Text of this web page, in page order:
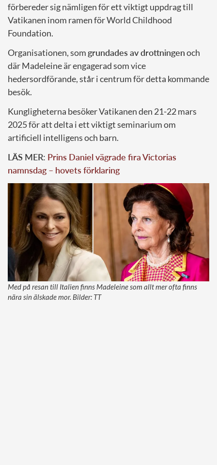
förbereder sig nämligen för ett viktigt uppdrag till
Vatikanen inom ramen för World Childhood
Foundation.
Organisationen, som grundades av drottningenoch
där Madeleine är engagerad som vice
hedersordförande, står i centrum för detta kommande
besök.
Kungligheterna besöker Vatikanen den 21-22 mars
2025 för att delta i ett viktigt seminarium om
artificiell intelligens och barn.
LÄS MER: Prins Daniel vägrade fira Victorias
namnsdag – hovets förklaring
Med på resan till Italien finns Madeleine som allt mer ofta finns
nära sin älskade mor. Bilder: TT